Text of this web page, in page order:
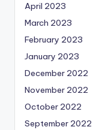
April 2023
March 2023
February 2023
January 2023
December 2022
November 2022
October 2022
September 2022